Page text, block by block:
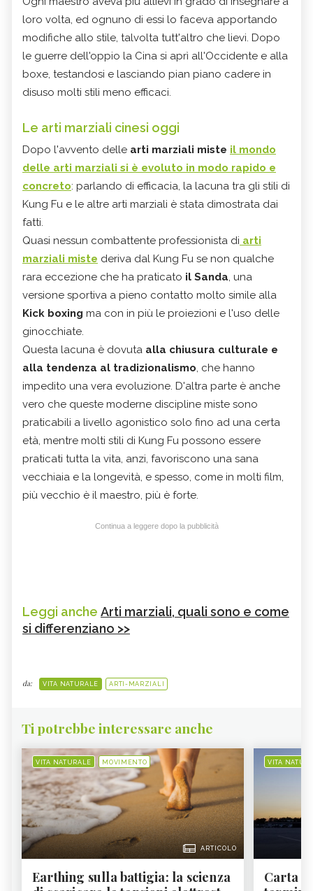
loro volta, ed ognuno di essi lo faceva apportando
modifiche allo stile, talvolta tutt'altro che lievi. Dopo
le guerre dell'oppio la Cina si aprì all'Occidente e alla
boxe, testandosi e lasciando pian piano cadere in
disuso molti stili meno efficaci.
Le arti marziali cinesi oggi
Dopo l'avvento delle arti marziali miste il mondo
delle arti marziali si è evoluto in modo rapido e
concreto: parlando di efficacia, la lacuna tra gli stili di
Kung Fu e le altre arti marziali è stata dimostrata dai
fatti.
Quasi nessun combattente professionista di arti
marziali miste deriva dal Kung Fu se non qualche
rara eccezione che ha praticato il Sanda, una
versione sportiva a pieno contatto molto simile alla
Kick boxing ma con in più le proiezioni e l'uso delle
ginocchiate.
Questa lacuna è dovuta alla chiusura culturale e
alla tendenza al tradizionalismo, che hanno
impedito una vera evoluzione. D'altra parte è anche
vero che queste moderne discipline miste sono
praticabili a livello agonistico solo fino ad una certa
età, mentre molti stili di Kung Fu possono essere
praticati tutta la vita, anzi, favoriscono una sana
vecchiaia e la longevità, e spesso, come in molti film,
più vecchio è il maestro, più è forte.
Continua a leggere dopo la pubblicità
Leggi anche Arti marziali, quali sono e come
si differenziano >>
da: VITA NATURALE ARTI-MARZIALI
Ti potrebbe interessare anche
VITA NATURALE MOVIMENTO
ARTICOLO
Earthing sulla battigia: la scienza
VITA
Carta